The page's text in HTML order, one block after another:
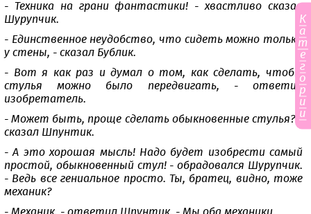
- Техника на грани фантастики! - хвастливо сказал
Шурупчик.
- Единственное неудобство, что сидеть можно только
у стены, - сказал Бублик.
- Вот я как раз и думал о том, как сделать, чтобы
стулья можно было передвигать, - ответил
изобретатель.
- Может быть, проще сделать обыкновенные стулья? -
сказал Шпунтик.
- А это хорошая мысль! Надо будет изобрести самый
простой, обыкновенный стул! - обрадовался Шурупчик.
- Ведь все гениальное просто. Ты, братец, видно, тоже
механик?
К
а
т
е
г
о
р
и
и